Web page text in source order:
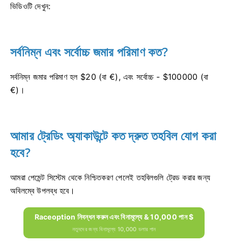
ভিডিওটি দেখুন:
সর্বনিম্ন এবং সর্বোচ্চ জমার পরিমাণ কত?
সর্বনিম্ন জমার পরিমাণ হল $20 (বা €), এবং সর্বোচ্চ - $100000 (বা
€)।
আমার ট্রেডিং অ্যাকাউন্টে কত দ্রুত তহবিল যোগ করা
হবে?
আমরা পেমেন্ট সিস্টেম থেকে নিশ্চিতকরণ পেলেই তহবিলগুলি ট্রেড করার জন্য
অবিলম্বে উপলব্ধ হবে।
Raceoption নিবন্ধন করুন এবং বিনামূল্যে & 10,000 পান $
নতুনদের জন্য বিনামূল্যে 10,000 ডলার পান